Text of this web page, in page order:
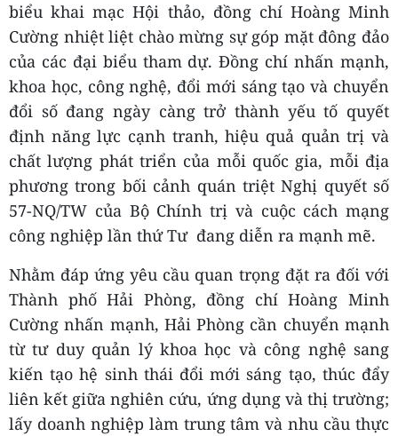
biểu khai mạc Hội thảo, đồng chí Hoàng Minh
Cường nhiệt liệt chào mừng sự góp mặt đông đảo
của các đại biểu tham dự. Đồng chí nhấn mạnh,
khoa học, công nghệ, đổi mới sáng tạo và chuyển
đổi số đang ngày càng trở thành yếu tố quyết
định năng lực cạnh tranh, hiệu quả quản trị và
chất lượng phát triển của mỗi quốc gia, mỗi địa
phương trong bối cảnh quán triệt Nghị quyết số
57-NQ/TW của Bộ Chính trị và cuộc cách mạng
công nghiệp lần thứ Tư đang diễn ra mạnh mẽ.
Nhằm đáp ứng yêu cầu quan trọng đặt ra đối với
Thành phố Hải Phòng, đồng chí Hoàng Minh
Cường nhấn mạnh, Hải Phòng cần chuyển mạnh
từ tư duy quản lý khoa học và công nghệ sang
kiến tạo hệ sinh thái đổi mới sáng tạo, thúc đẩy
liên kết giữa nghiên cứu, ứng dụng và thị trường;
lấy doanh nghiệp làm trung tâm và nhu cầu thực